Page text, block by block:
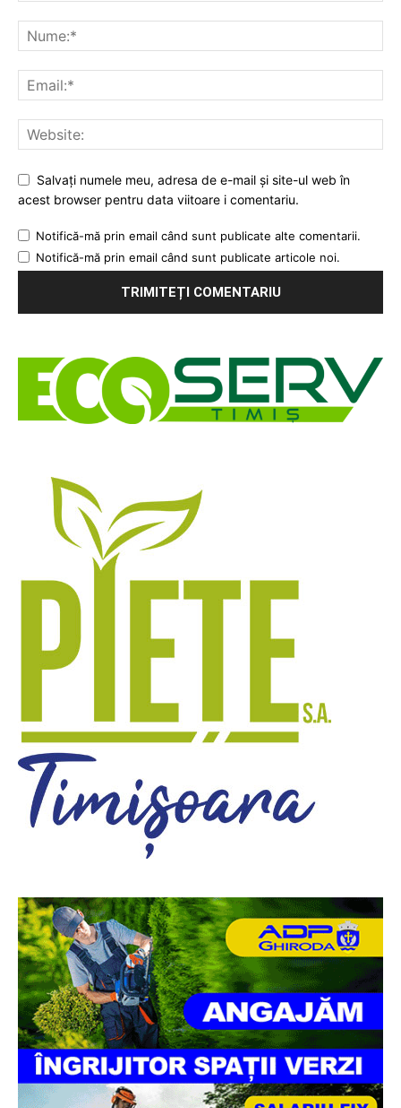
Salvați numele meu, adresa de e-mail și site-ul web în
acest browser pentru data viitoare i comentariu.
Notifică-mă prin email când sunt publicate alte comentarii.
Notifică-mă prin email când sunt publicate articole noi.